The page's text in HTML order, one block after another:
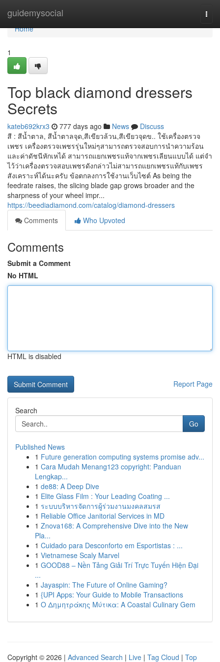
guidemysocial
Home
Home
1
Top black diamond dressers
Secrets
kateb692krx3 777 days ago News
Discuss
สี : สีน้ำตาล, สีน้ำตาลจุด,สีเขียวล้วน,สีเขียวจุดข.. ใช้เครื่องตรวจ
เพชร เครื่องตรวจเพชรรุ่นใหม่ๆสามารถตรวจสอบการนำความร้อน
และค่าดัชนีหักเหได้ สามารถแยกเพชรแท้จากเพชรเลียนแบบได้ แต่จำ
ไว้ว่าเครื่องตรวจสอบเพชรดังกล่าวไม่สามารถแยกเพชรแท้กับเพชร
สังเคราะห์ได้นะครับ ข้อตกลงการใช้งานเว็บไซต์ As being the
feedrate raises, the slicing blade gap grows broader and the
sharpness of your wheel impr...
https://beediadiamond.com/catalog/diamond-dressers
Comments
Who Upvoted
Comments
Submit a Comment
No HTML
HTML is disabled
Report Page
Search
Go
Published News
1 Future generation computing systems promise adv...
1 Cara Mudah Menang123 copyright: Panduan
Lengkap...
1 de88: A Deep Dive
1 Elite Glass Film : Your Leading Coating ...
1 ระบบบริหารจัดการผู้ร่วมงานมงคลสมรส
1 Reliable Office Janitorial Services in MD
1 Znova168: A Comprehensive Dive into the New
Pla...
1 Cuidado para Desconforto em Esportistas : ...
1 Vietnamese Scaly Marvel
1 GOOD88 – Nền Tảng Giải Trí Trực Tuyến Hiện Đại
...
1 Jayaspin: The Future of Online Gaming?
1 {UPI Apps: Your Guide to Mobile Transactions
1 Ο Δημητράκης Μύτικα: A Coastal Culinary Gem
Copyright © 2026 | Advanced Search | Live | Tag Cloud | Top